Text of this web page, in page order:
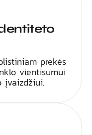
prekės
vientisumui
įvaizdžiui.